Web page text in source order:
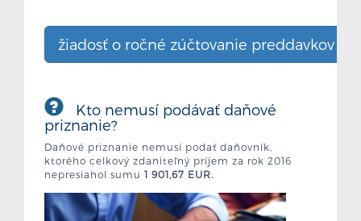
žiadosť o ročné zúčtovanie preddavkov
Kto nemusí podávať daňové
priznanie?
Daňové priznanie nemusí podať daňovník,
ktorého celkový zdaniteľný príjem za rok 2016
nepresiahol sumu 1 901,67 EUR.